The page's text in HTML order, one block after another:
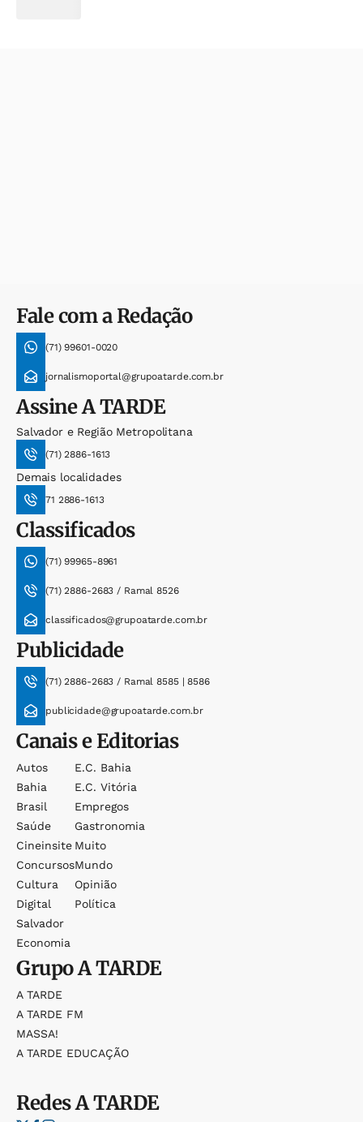
Fale com a Redação
(71) 99601-0020
jornalismoportal@grupoatarde.com.br
AssineA TARDE
Salvador e Região Metropolitana
(71) 2886-1613
Demais localidades
71 2886-1613
Classificados
(71) 99965-8961
(71) 2886-2683 / Ramal 8526
classificados@grupoatarde.com.br
Publicidade
(71) 2886-2683 / Ramal 8585 | 8586
publicidade@grupoatarde.com.br
Canais e Editorias
Autos
Bahia
Brasil
Saúde
Cineinsite
Concursos
Cultura
Digital
Salvador
Economia
E.c. Bahia
E.c. Vitória
Empregos
Gastronomia
Muito
Mundo
Opinião
Política
GrupoA TARDE
A TARDE
A TARDE FM
MASSA!
A TARDE EDUCAÇÃO
RedesA TARDE